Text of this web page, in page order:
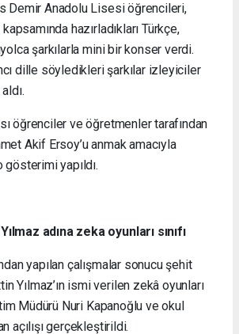
Demir Anadolu Lisesi öğrencileri,
hazırladıkları Türkçe,
şarkılarla mini bir konser verdi.
dille söyledikleri şarkılar izleyiciler
öğrenciler ve öğretmenler tarafından
Akif Ersoy’u anmak amacıyla
yapıldı.
adına zeka oyunları sınıfı
yapılan çalışmalar sonucu şehit
Yılmaz’ın ismi verilen zekâ oyunları
Müdürü Nuri Kapanoğlu ve okul
açılışı gerçekleştirildi.